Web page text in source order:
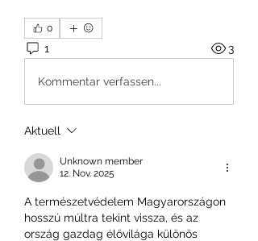
0
1 3
Kommentar verfassen...
Aktuell
Unknown member
12. Nov. 2025
A természetvédelem Magyarországon
hosszú múltra tekint vissza, és az
ország gazdag élővilága különös